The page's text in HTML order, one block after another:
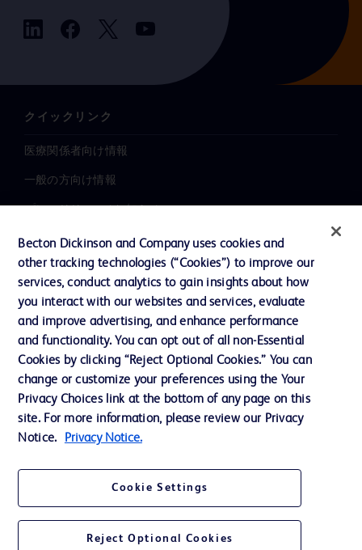
クイックリンク
医療関係者向け情報
一般の方向け情報
プレスリリース / お知らせ
インクルージョン、ダイバー
シティ ＆ エクイティ
投資家向け情報（英語）
会社案内
お問い合わせ
Cookie Preferences
プライバシーポリシー
Becton Dickinson and Company uses cookies and
other tracking technologies (“Cookies”) to improve our
services, conduct analytics to gain insights about how
you interact with our websites and services, evaluate
and improve advertising, and enhance performance
and functionality. You can opt out of all non-Essential
Cookies by clicking “Reject Optional Cookies.” You can
change or customize your preferences using the Your
Privacy Choices link at the bottom of any page on this
site. For more information, please review our Privacy
Notice.
Privacy Notice.
Cookie Settings
Reject Optional Cookies